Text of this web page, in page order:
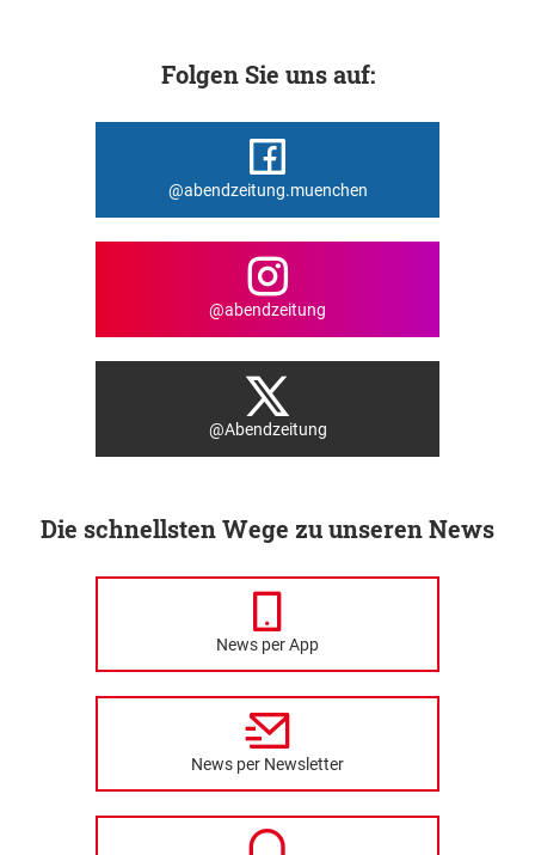
Folgen Sie uns auf:
@abendzeitung.muenchen
@abendzeitung
@Abendzeitung
Die schnellsten Wege zu unseren News
News per App
News per Newsletter